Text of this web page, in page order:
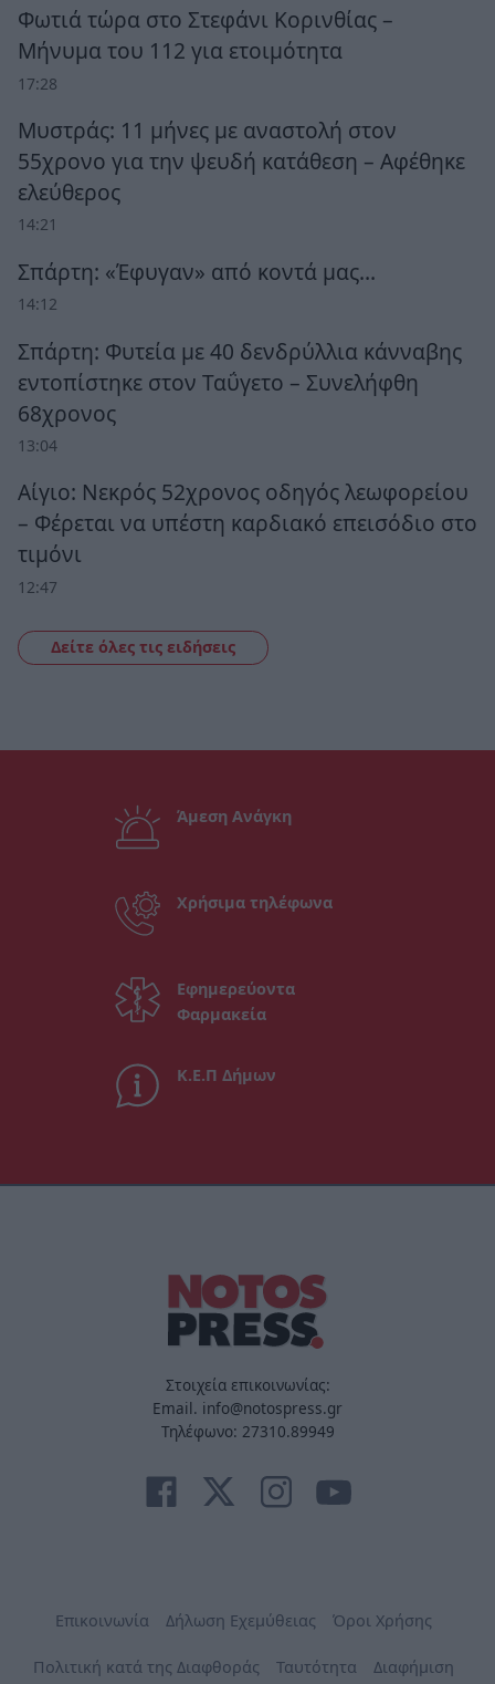
Φωτιά τώρα στο Στεφάνι Κορινθίας –
Μήνυμα του 112 για ετοιμότητα
17:28
Μυστράς: 11 μήνες με αναστολή στον
55χρονο για την ψευδή κατάθεση – Αφέθηκε
ελεύθερος
14:21
Σπάρτη: «Έφυγαν» από κοντά μας…
14:12
Σπάρτη: Φυτεία με 40 δενδρύλλια κάνναβης
εντοπίστηκε στον Ταΰγετο – Συνελήφθη
68χρονος
13:04
Αίγιο: Νεκρός 52χρονος οδηγός λεωφορείου
– Φέρεται να υπέστη καρδιακό επεισόδιο στο
τιμόνι
12:47
Δείτε όλες τις ειδήσεις
Άμεση Ανάγκη
Χρήσιμα τηλέφωνα
Εφημερεύοντα
Φαρμακεία
Κ.Ε.Π Δήμων
Στοιχεία επικοινωνίας:
Email. info@notospress.gr
Τηλέφωνο: 27310.89949
Επικοινωνία Δήλωση Εχεμύθειας Όροι Χρήσης
Πολιτική κατά της Διαφθοράς Ταυτότητα Διαφήμιση